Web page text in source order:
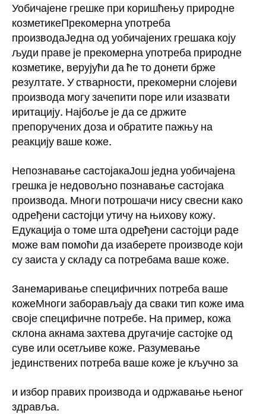
Уобичајене грешке при коришћењу природне
козметикеПрекомерна употреба
производаЈедна од уобичајених грешака коју
људи праве је прекомерна употреба природне
козметике, верујући да ће то донети брже
резултате. У стварности, прекомерни слојеви
производа могу зачепити поре или изазвати
иритацију. Најбоље је да се држите
препоручених доза и обратите пажњу на
реакцију ваше коже.
Непознавање састојакаЈош једна уобичајена
грешка је недовољно познавање састојака
производа. Многи потрошачи нису свесни како
одређени састојци утичу на њихову кожу.
Едукација о томе шта одређени састојци раде
може вам помоћи да изаберете производе који
су заиста у складу са потребама ваше коже.
Занемаривање специфичних потреба ваше
кожеМноги заборављају да сваки тип коже има
своје специфичне потребе. На пример, кожа
склона акнама захтева другачије састојке од
суве или осетљиве коже. Разумевање
јединствених потреба ваше коже је кључно за
и избор правих производа и одржавање њеног
здравља.